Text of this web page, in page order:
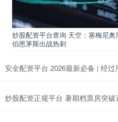
炒股配资平台查询 天空：塞梅尼
伯恩茅斯出战热刺
安全配资平台 2026最新必备 | 经
炒股配资正规平台 暑期档票房突破